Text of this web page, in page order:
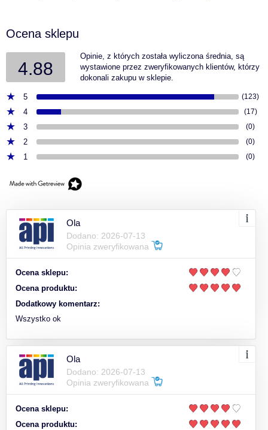
Ocena sklepu
4.88
Opinie, z których została wyliczona średnia, są
wystawione przez zweryfikowanych klientów, którzy
dokonali zakupu w sklepie.
5 (123)
4 (17)
3 (0)
2 (0)
1 (0)
Ola
Dodano: 2026-07-13
Opinia zweryfikowana
Ocena sklepu:
Ocena produktu:
Dodatkowy komentarz:
Wszystko ok
Ola
Dodano: 2026-07-13
Opinia zweryfikowana
Ocena sklepu:
Ocena produktu: